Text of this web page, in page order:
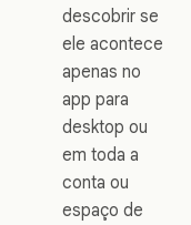
descobrir se
ele acontece
apenas no
app para
desktop ou
em toda a
conta ou
espaço de